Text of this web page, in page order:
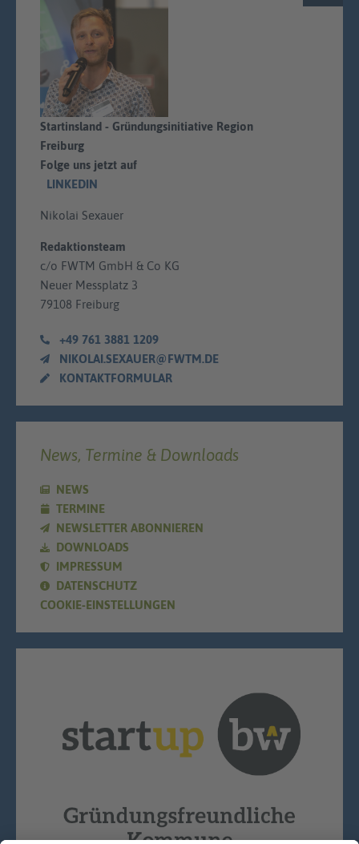
Startinsland - Gründungsinitiative Region
Freiburg
Folge uns jetzt auf
LINKEDIN
Nikolai Sexauer
Redaktionsteam
c/o FWTM GmbH & Co KG
Neuer Messplatz 3
79108 Freiburg
+49 761 3881 1209
NIKOLAI.SEXAUER@FWTM.DE
KONTAKTFORMULAR
News, Termine & Downloads
NEWS
TERMINE
NEWSLETTER ABONNIEREN
DOWNLOADS
IMPRESSUM
DATENSCHUTZ
COOKIE-EINSTELLUNGEN